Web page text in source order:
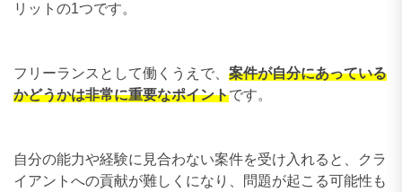
リットの1つです。
フリーランスとして働くうえで、 案件が自分にあっている
かどうかは非常に重要なポイントです。
自分の能力や経験に見合わない案件を受け入れると、クラ
イアントへの貢献が難しくになり、問題が起こる可能性も